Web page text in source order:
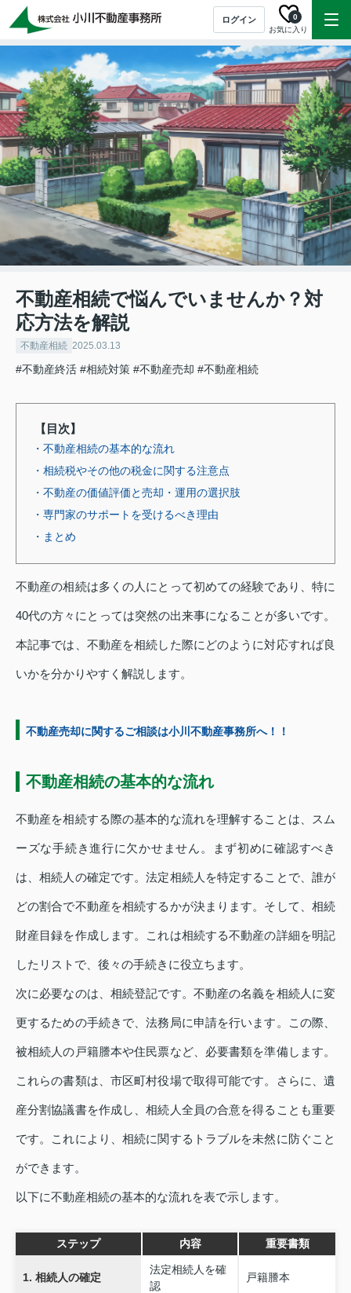
ログイン
お気に入り
0
不動産相続で悩んでいませんか？対
応方法を解説
不動産相続 2025.03.13
#不動産終活 #相続対策 #不動産売却 #不動産相続
【目次】
・不動産相続の基本的な流れ
・相続税やその他の税金に関する注意点
・不動産の価値評価と売却・運用の選択肢
・専門家のサポートを受けるべき理由
・まとめ
不動産の相続は多くの人にとって初めての経験であり、特に
40代の方々にとっては突然の出来事になることが多いです。
本記事では、不動産を相続した際にどのように対応すれば良
いかを分かりやすく解説します。
不動産売却に関するご相談は小川不動産事務所へ！！
不動産相続の基本的な流れ
不動産を相続する際の基本的な流れを理解することは、スム
ーズな手続き進行に欠かせません。まず初めに確認すべき
は、相続人の確定です。法定相続人を特定することで、誰が
どの割合で不動産を相続するかが決まります。そして、相続
財産目録を作成します。これは相続する不動産の詳細を明記
したリストで、後々の手続きに役立ちます。
次に必要なのは、相続登記です。不動産の名義を相続人に変
更するための手続きで、法務局に申請を行います。この際、
被相続人の戸籍謄本や住民票など、必要書類を準備します。
これらの書類は、市区町村役場で取得可能です。さらに、遺
産分割協議書を作成し、相続人全員の合意を得ることも重要
です。これにより、相続に関するトラブルを未然に防ぐこと
ができます。
以下に不動産相続の基本的な流れを表で示します。
ステップ 内容 重要書類
1. 相続人の確定
法定相続人を確
認
戸籍謄本